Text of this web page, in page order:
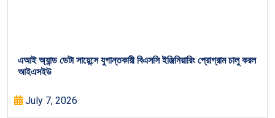
এআই অ্যান্ড ডেটা সায়েন্সে যুগান্তকারী বিএসসি ইঞ্জিনিয়ারিং প্রোগ্রাম চালু করল
আইএসইউ
July 7, 2026